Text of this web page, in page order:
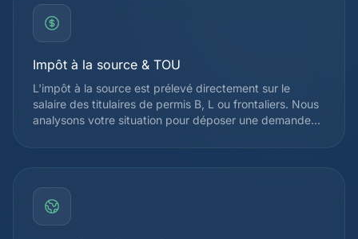
Impôt à la source & TOU
L'impôt à la source est prélevé directement sur le
salaire des titulaires de permis B, L ou frontaliers. Nous
analysons votre situation pour déposer une demande
est avantageuse, ce qui permet souvent de récupérer
plusieurs milliers de francs. Depuis 2021, la révision de
nombreux contribuables.